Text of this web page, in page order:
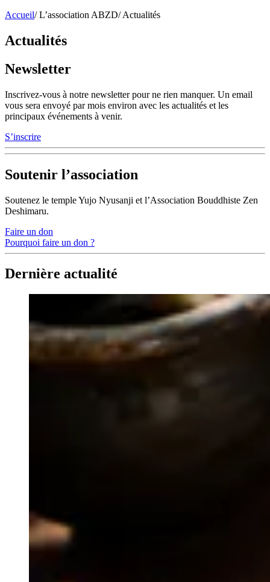
Accueil/ L’association ABZD/ Actualités
Actualités
Newsletter
Inscrivez-vous à notre newsletter pour ne rien manquer. Un email
vous sera envoyé par mois environ avec les actualités et les
principaux événements à venir.
S’inscrire
Soutenir l’association
Soutenez le temple Yujo Nyusanji et l’Association Bouddhiste Zen
Deshimaru.
Faire un don
Pourquoi faire un don ?
Dernière actualité